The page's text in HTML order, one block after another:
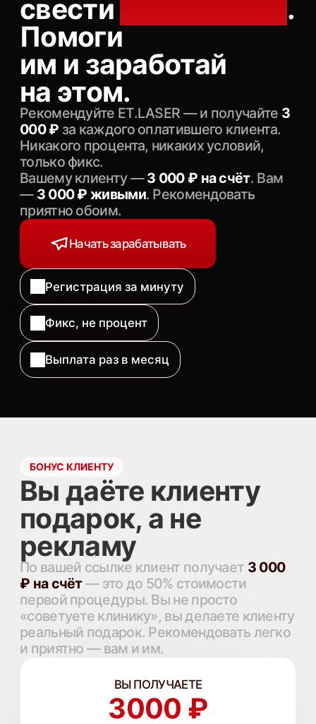
Начать зарабатывать
Регистрация за минуту
Фикс, не процент
Выплата раз в месяц
БОНУС КЛИЕНТУ
Вы даёте клиенту
подарок, а не
рекламу
По вашей ссылке клиент получает3 000
₽ на счёт
первой процедуры. Вы не просто
«советуете клинику», вы делаете клиенту
реальный подарок. Рекомендовать легко
и приятно — вам и им.
ВЫ ПОЛУЧАЕТЕ
3000 ₽
живыми, раз в месяц
3000 ₽
ПОЧЕМУ НАС ЛЕГКО РЕКОМЕНДОВАТЬ
Клиника, которой
доверяют две
столицы
35 000+
клиентов
35 000 человек уже доверили нам свою
кожу. Рекомендовать нас — надёжно.